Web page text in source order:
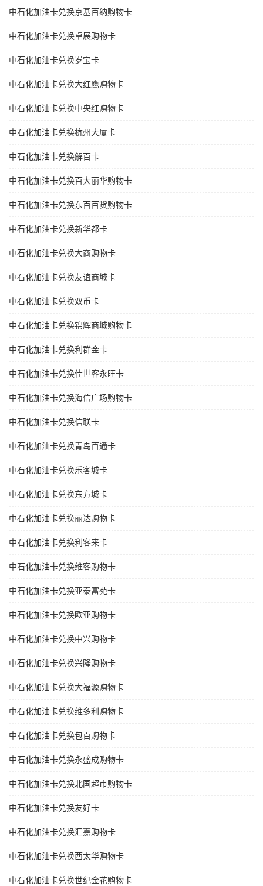
中石化加油卡兑换京基百纳购物卡
中石化加油卡兑换卓展购物卡
中石化加油卡兑换岁宝卡
中石化加油卡兑换大红鹰购物卡
中石化加油卡兑换中央红购物卡
中石化加油卡兑换杭州大厦卡
中石化加油卡兑换解百卡
中石化加油卡兑换百大丽华购物卡
中石化加油卡兑换东百百货购物卡
中石化加油卡兑换新华都卡
中石化加油卡兑换大商购物卡
中石化加油卡兑换友谊商城卡
中石化加油卡兑换双币卡
中石化加油卡兑换锦辉商城购物卡
中石化加油卡兑换利群金卡
中石化加油卡兑换佳世客永旺卡
中石化加油卡兑换海信广场购物卡
中石化加油卡兑换信联卡
中石化加油卡兑换青岛百通卡
中石化加油卡兑换乐客城卡
中石化加油卡兑换东方城卡
中石化加油卡兑换丽达购物卡
中石化加油卡兑换利客来卡
中石化加油卡兑换维客购物卡
中石化加油卡兑换亚泰富苑卡
中石化加油卡兑换欧亚购物卡
中石化加油卡兑换中兴购物卡
中石化加油卡兑换兴隆购物卡
中石化加油卡兑换大福源购物卡
中石化加油卡兑换维多利购物卡
中石化加油卡兑换包百购物卡
中石化加油卡兑换永盛成购物卡
中石化加油卡兑换北国超市购物卡
中石化加油卡兑换友好卡
中石化加油卡兑换汇嘉购物卡
中石化加油卡兑换西太华购物卡
中石化加油卡兑换世纪金花购物卡